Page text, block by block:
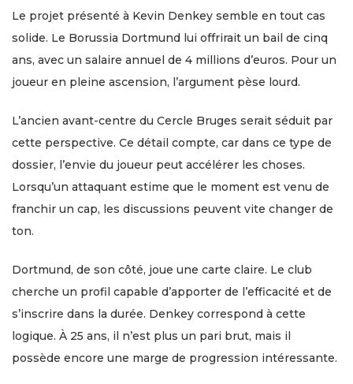
Le projet présenté à Kevin Denkey semble en tout cas
solide. Le Borussia Dortmund lui offrirait un bail de cinq
ans, avec un salaire annuel de 4 millions d’euros. Pour un
joueur en pleine ascension, l’argument pèse lourd.
L’ancien avant-centre du Cercle Bruges serait séduit par
cette perspective. Ce détail compte, car dans ce type de
dossier, l’envie du joueur peut accélérer les choses.
Lorsqu’un attaquant estime que le moment est venu de
franchir un cap, les discussions peuvent vite changer de
ton.
Dortmund, de son côté, joue une carte claire. Le club
cherche un profil capable d’apporter de l’efficacité et de
s’inscrire dans la durée. Denkey correspond à cette
logique. À 25 ans, il n’est plus un pari brut, mais il
possède encore une marge de progression intéressante.